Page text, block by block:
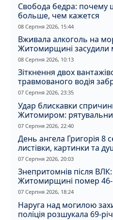
Свобода бедра:
больше, чем кажется
08 Серпня 2026, 15:44
Вживала алкоголь на
Житомирщині засудили
дитина отримала
08 Серпня 2026, 10:13
Зіткнення двох
травмованого водія
07 Серпня 2026, 23:35
Удар блискавки
Житомиром:
кота
07 Серпня 2026, 22:40
День ангела Григорія 8
листівки, картинки та
07 Серпня 2026, 20:03
Знепритомнів після
Житомирщині помер 46-
07 Серпня 2026, 18:24
Наруга над могилою
поліція розшукала 69-